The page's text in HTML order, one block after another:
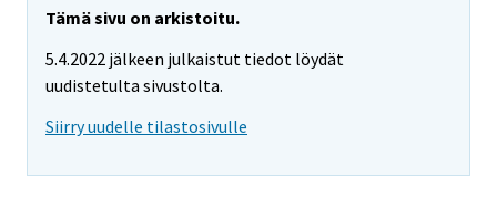
Tämä sivu on arkistoitu.
5.4.2022 jälkeen julkaistut tiedot löydät
uudistetulta sivustolta.
Siirry uudelle tilastosivulle